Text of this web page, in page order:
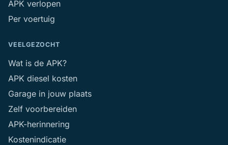
APK verlopen
Per voertuig
VEELGEZOCHT
Wat is de APK?
APK diesel kosten
Garage in jouw plaats
Zelf voorbereiden
APK-herinnering
Kostenindicatie